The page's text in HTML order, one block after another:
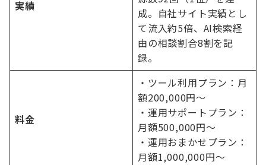
実績
成。自社サイト実績とし
て流入約5倍、AI検索経
由の相談割合8割を記
録。
料金
・ツール利用プラン：月
額200,000円〜
・運用サポートプラン：
月額500,000円〜
・運用おまかせプラン：
月額1,000,000円〜